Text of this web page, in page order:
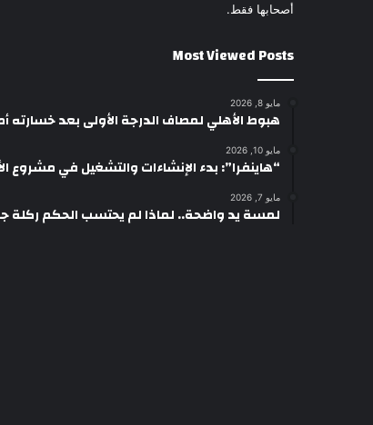
أصحابها فقط.
Most Viewed Posts
مايو 8, 2026
هبوط الأهلي لمصاف الدرجة الأولى بعد خسارته
مايو 10, 2026
“هاينفرا”: بدء الإنشاءات والتشغيل في مشروع
مايو 7, 2026
لمسة يد واضحة.. لماذا لم يحتسب الحكم ركلة